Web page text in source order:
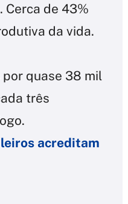
Cerca de 43%
da vida.
quase 38 mil
três
acreditam